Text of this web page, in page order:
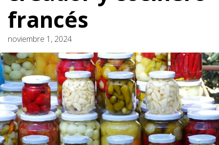
francés
noviembre 1, 2024